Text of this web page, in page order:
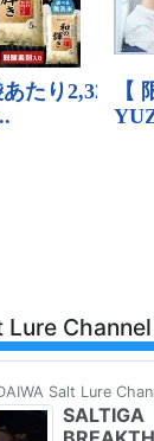
Lure
Salt Lure
SALTIGA